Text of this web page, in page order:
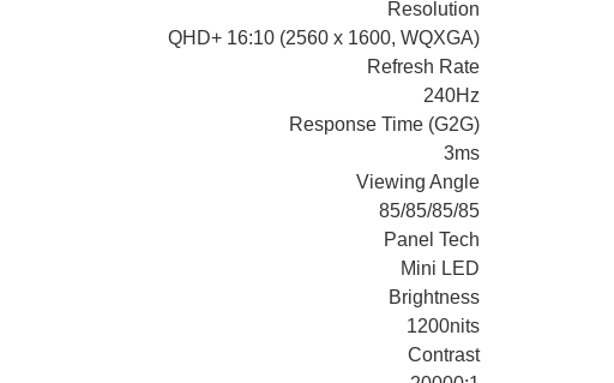
Resolution
QHD+ 16:10 (2560 x 1600, WQXGA)
Refresh Rate
240Hz
Response Time (G2G)
3ms
Viewing Angle
85/85/85/85
Panel Tech
Mini LED
Brightness
1200nits
Contrast